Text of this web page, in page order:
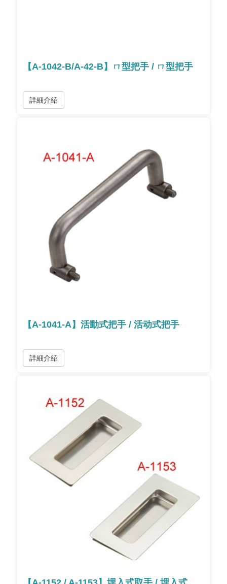
【A-1042-B/A-42-B】ㄇ型把手 / ㄇ型把手
詳細介紹
【A-1041-A】活動式把手 / 活动式把手
詳細介紹